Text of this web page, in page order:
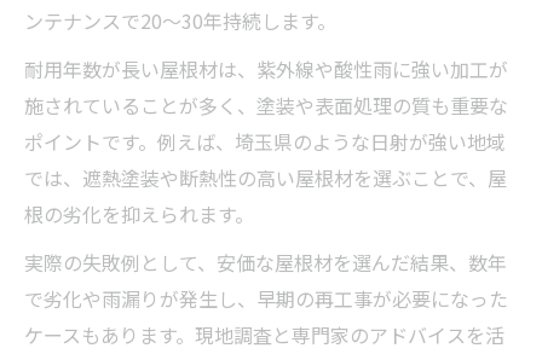
ンテナンスで20～30年持続します。
耐用年数が長い屋根材は、紫外線や酸性雨に強い加工が
施されていることが多く、塗装や表面処理の質も重要な
ポイントです。例えば、埼玉県のような日射が強い地域
では、遮熱塗装や断熱性の高い屋根材を選ぶことで、屋
根の劣化を抑えられます。
実際の失敗例として、安価な屋根材を選んだ結果、数年
で劣化や雨漏りが発生し、早期の再工事が必要になった
ケースもあります。現地調査と専門家のアドバイスを活